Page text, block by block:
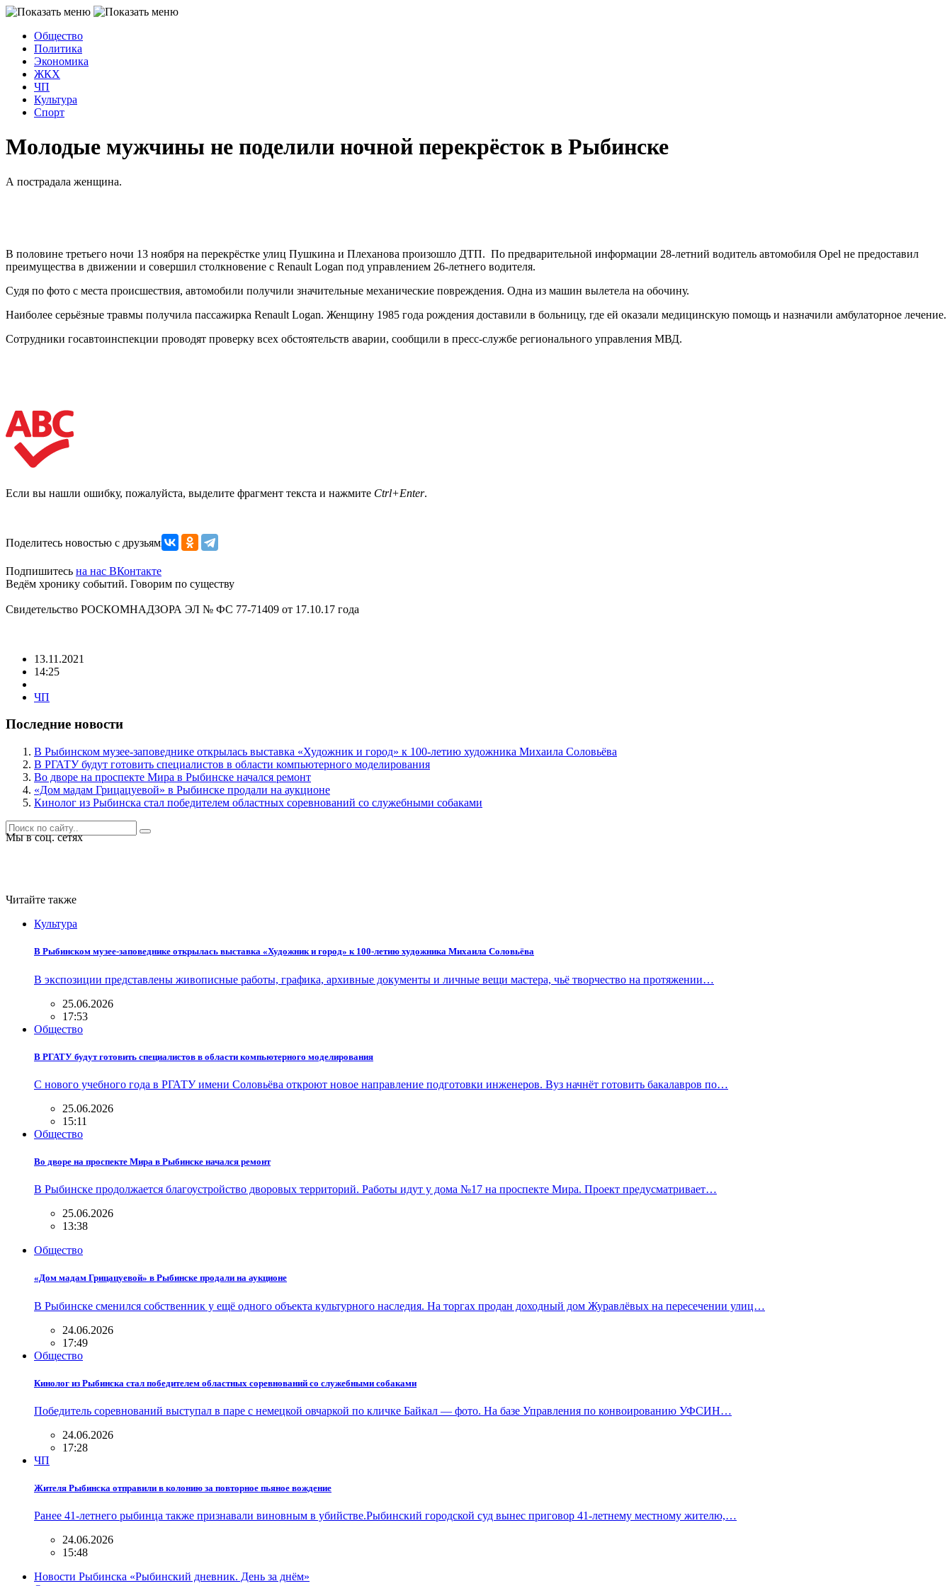
Общество
Политика
Экономика
ЖКХ
ЧП
Культура
Спорт
Молодые мужчины не поделили ночной перекрёсток в Рыбинске
А пострадала женщина.
В половине третьего ночи 13 ноября на перекрёстке улиц Пушкина и Плеханова произошло ДТП. По предварительной информации 28-летний водитель автомобиля Opel не предоставил
преимущества в движении и совершил столкновение с Renault Logan под управлением 26-летнего водителя.
Судя по фото с места происшествия, автомобили получили значительные механические повреждения. Одна из машин вылетела на обочину.
Наиболее серьёзные травмы получила пассажирка Renault Logan. Женщину 1985 года рождения доставили в больницу, где ей оказали медицинскую помощь и назначили амбулаторное лечение.
Сотрудники госавтоинспекции проводят проверку всех обстоятельств аварии, сообщили в пресс-службе регионального управления МВД.
Если вы нашли ошибку, пожалуйста, выделите фрагмент текста и нажмите Ctrl+Enter.
Поделитесь новостью с друзьями
Подпишитесь на нас ВКонтакте
Ведём хронику событий. Говорим по существу
Свидетельство РОСКОМНАДЗОРА ЭЛ № ФС 77-71409 от 17.10.17 года
13.11.2021
14:25
ЧП
Последние новости
В Рыбинском музее-заповеднике открылась выставка «Художник и город» к 100-летию художника Михаила Соловьёва
В РГАТУ будут готовить специалистов в области компьютерного моделирования
Во дворе на проспекте Мира в Рыбинске начался ремонт
«Дом мадам Грицацуевой» в Рыбинске продали на аукционе
Кинолог из Рыбинска стал победителем областных соревнований со служебными собаками
Мы в соц. сетях
Читайте также
Культура
В Рыбинском музее-заповеднике открылась выставка «Художник и город» к 100-летию художника Михаила Соловьёва
В экспозиции представлены живописные работы, графика, архивные документы и личные вещи мастера, чьё творчество на протяжении…
25.06.2026
17:53
Общество
В РГАТУ будут готовить специалистов в области компьютерного моделирования
С нового учебного года в РГАТУ имени Соловьёва откроют новое направление подготовки инженеров. Вуз начнёт готовить бакалавров по…
25.06.2026
15:11
Общество
Во дворе на проспекте Мира в Рыбинске начался ремонт
В Рыбинске продолжается благоустройство дворовых территорий. Работы идут у дома №17 на проспекте Мира. Проект предусматривает…
25.06.2026
13:38
Общество
«Дом мадам Грицацуевой» в Рыбинске продали на аукционе
В Рыбинске сменился собственник у ещё одного объекта культурного наследия. На торгах продан доходный дом Журавлёвых на пересечении улиц…
24.06.2026
17:49
Общество
Кинолог из Рыбинска стал победителем областных соревнований со служебными собаками
Победитель соревнований выступал в паре с немецкой овчаркой по кличке Байкал — фото. На базе Управления по конвоированию УФСИН…
24.06.2026
17:28
ЧП
Жителя Рыбинска отправили в колонию за повторное пьяное вождение
Ранее 41-летнего рыбинца также признавали виновным в убийстве.Рыбинский городской суд вынес приговор 41-летнему местному жителю,…
24.06.2026
15:48
Новости Рыбинска «Рыбинский дневник. День за днём»